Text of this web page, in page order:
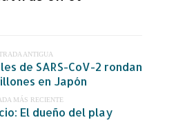
ANTIGUA
de SARS-CoV-2 rondan
en Japón
MÁS RECIENTE
El dueño del play